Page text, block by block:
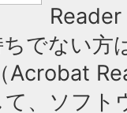
でない方
Acrobat
て、ソフ